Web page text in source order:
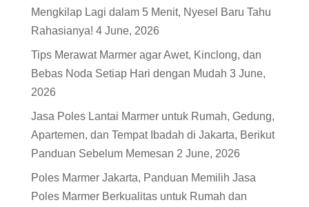
Mengkilap Lagi dalam 5 Menit, Nyesel Baru Tahu
Rahasianya! 4 June, 2026
Tips Merawat Marmer agar Awet, Kinclong, dan
Bebas Noda Setiap Hari dengan Mudah 3 June,
2026
Jasa Poles Lantai Marmer untuk Rumah, Gedung,
Apartemen, dan Tempat Ibadah di Jakarta, Berikut
Panduan Sebelum Memesan 2 June, 2026
Poles Marmer Jakarta, Panduan Memilih Jasa
Poles Marmer Berkualitas untuk Rumah dan